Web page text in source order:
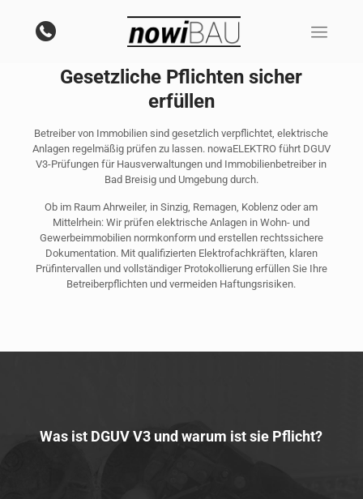
Prüfungen nach DGUV V3:
Gesetzliche Pflichten sicher
erfüllen
Betreiber von Immobilien sind gesetzlich verpflichtet, elektrische
Anlagen regelmäßig prüfen zu lassen. nowaELEKTRO führt DGUV
V3-Prüfungen für Hausverwaltungen und Immobilienbetreiber in
Bad Breisig und Umgebung durch.
Ob im Raum Ahrweiler, in Sinzig, Remagen, Koblenz oder am
Mittelrhein: Wir prüfen elektrische Anlagen in Wohn- und
Gewerbeimmobilien normkonform und erstellen rechtssichere
Dokumentation. Mit qualifizierten Elektrofachkräften, klaren
Prüfintervallen und vollständiger Protokollierung erfüllen Sie Ihre
Betreiberpflichten und vermeiden Haftungsrisiken.
Was ist DGUV V3 und warum ist sie Pflicht?